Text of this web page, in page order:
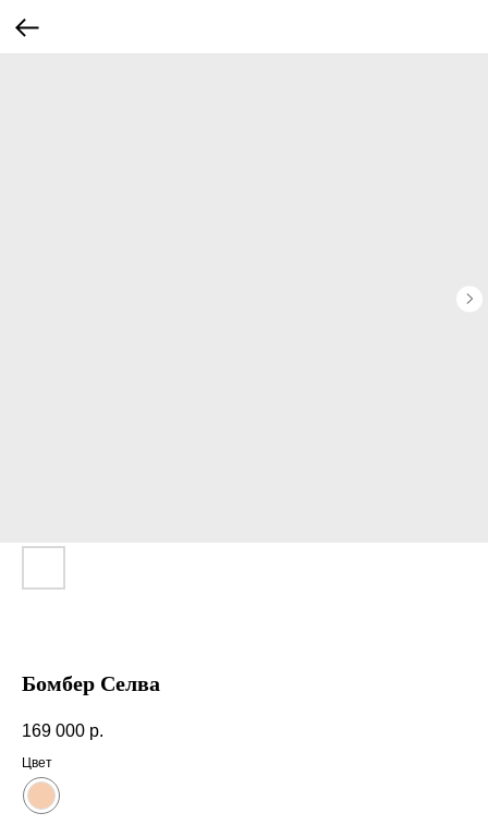
Бомбер Селва
169 000 р.
Цвет